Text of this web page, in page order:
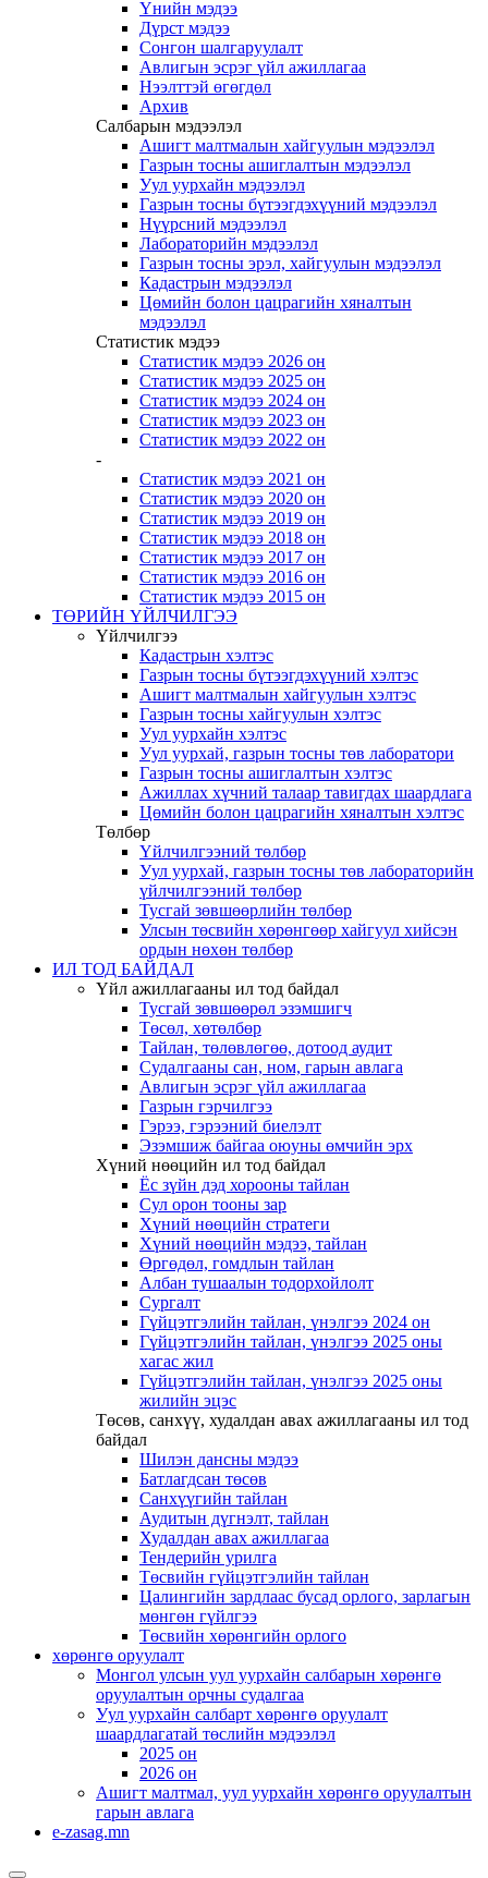
Үнийн мэдээ
Дүрст мэдээ
Сонгон шалгаруулалт
Авлигын эсрэг үйл ажиллагаа
Нээлттэй өгөгдөл
Архив
Салбарын мэдээлэл
Ашигт малтмалын хайгуулын мэдээлэл
Газрын тосны ашиглалтын мэдээлэл
Уул уурхайн мэдээлэл
Газрын тосны бүтээгдэхүүний мэдээлэл
Нүүрсний мэдээлэл
Лабораторийн мэдээлэл
Газрын тосны эрэл, хайгуулын мэдээлэл
Кадастрын мэдээлэл
Цөмийн болон цацрагийн хяналтын
мэдээлэл
Статистик мэдээ
Статистик мэдээ 2026 он
Статистик мэдээ 2025 он
Статистик мэдээ 2024 он
Статистик мэдээ 2023 он
Статистик мэдээ 2022 он
-
Статистик мэдээ 2021 он
Статистик мэдээ 2020 он
Статистик мэдээ 2019 он
Статистик мэдээ 2018 он
Статистик мэдээ 2017 он
Статистик мэдээ 2016 он
Статистик мэдээ 2015 он
ТӨРИЙН ҮЙЛЧИЛГЭЭ
Үйлчилгээ
Кадастрын хэлтэс
Газрын тосны бүтээгдэхүүний хэлтэс
Ашигт малтмалын хайгуулын хэлтэс
Газрын тосны хайгуулын хэлтэс
Уул уурхайн хэлтэс
Уул уурхай, газрын тосны төв лаборатори
Газрын тосны ашиглалтын хэлтэс
Ажиллах хүчний талаар тавигдах шаардлага
Цөмийн болон цацрагийн хяналтын хэлтэс
Төлбөр
Үйлчилгээний төлбөр
Уул уурхай, газрын тосны төв лабораторийн
үйлчилгээний төлбөр
Тусгай зөвшөөрлийн төлбөр
Улсын төсвийн хөрөнгөөр хайгуул хийсэн
ордын нөхөн төлбөр
ИЛ ТОД БАЙДАЛ
Үйл ажиллагааны ил тод байдал
Тусгай зөвшөөрөл эзэмшигч
Төсөл, хөтөлбөр
Тайлан, төлөвлөгөө, дотоод аудит
Судалгааны сан, ном, гарын авлага
Авлигын эсрэг үйл ажиллагаа
Газрын гэрчилгээ
Гэрээ, гэрээний биелэлт
Эзэмшиж байгаа оюуны өмчийн эрх
Хүний нөөцийн ил тод байдал
Ёс зүйн дэд хорооны тайлан
Сул орон тооны зар
Хүний нөөцийн стратеги
Хүний нөөцийн мэдээ, тайлан
Өргөдөл, гомдлын тайлан
Албан тушаалын тодорхойлолт
Сургалт
Гүйцэтгэлийн тайлан, үнэлгээ 2024 он
Гүйцэтгэлийн тайлан, үнэлгээ 2025 оны
хагас жил
Гүйцэтгэлийн тайлан, үнэлгээ 2025 оны
жилийн эцэс
Төсөв, санхүү, худалдан авах ажиллагааны ил тод
байдал
Шилэн дансны мэдээ
Батлагдсан төсөв
Санхүүгийн тайлан
Аудитын дүгнэлт, тайлан
Худалдан авах ажиллагаа
Тендерийн урилга
Төсвийн гүйцэтгэлийн тайлан
Цалингийн зардлаас бусад орлого, зарлагын
мөнгөн гүйлгээ
Төсвийн хөрөнгийн орлого
хөрөнгө оруулалт
Монгол улсын уул уурхайн салбарын хөрөнгө
оруулалтын орчны судалгаа
Уул уурхайн салбарт хөрөнгө оруулалт
шаардлагатай төслийн мэдээлэл
2025 он
2026 он
Ашигт малтмал, уул уурхайн хөрөнгө оруулалтын
гарын авлага
e-zasag.mn